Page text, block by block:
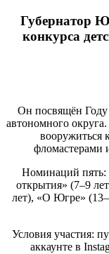
Губернатор
конкурса
Он посвящён Году
автономного
вооружиться
фломастерами
Номинаций пять:
открытия» (7–9
лет), «О Югре»
Условия участия:
аккаунте в